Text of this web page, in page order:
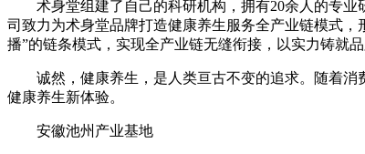
术身堂组建了自己的科研机构，拥有20余人的专业
司致力为术身堂品牌打造健康养生服务全产业链模
播”的链条模式，实现全产业链无缝衔接，以实力铸就
诚然，健康养生，是人类亘古不变的追求。随着消
健康养生新体验。
安徽池州产业基地